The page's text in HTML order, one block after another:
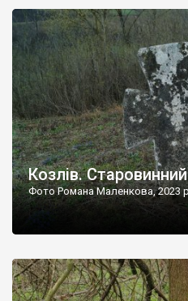
не видно, але видно дві
Козлів.
Фото Романа Маленкова, 2023